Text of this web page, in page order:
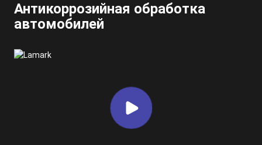
Антикоррозийная обработка
автомобилей